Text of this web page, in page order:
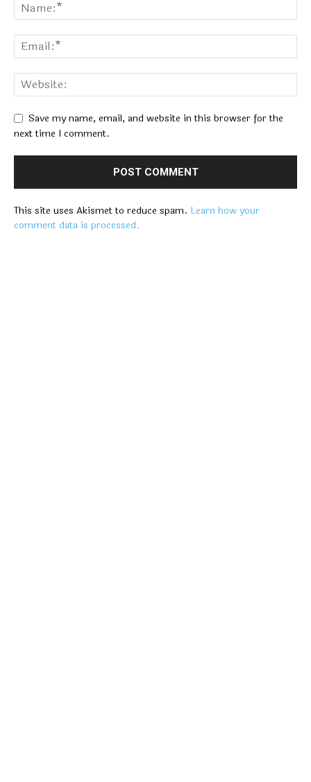
Save my name, email, and website in this browser for the
next time I comment.
This site uses Akismet to reduce spam. Learn how your
comment data is processed.